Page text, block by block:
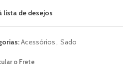
lista de desejos
Acessórios, Sado
o Frete